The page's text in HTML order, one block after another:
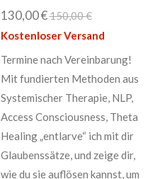
130,00 €150,00 €
Kostenloser Versand
Termine nach Vereinbarung!
Mit fundierten Methoden aus
Systemischer Therapie, NLP,
Access Consciousness, Theta
Healing „entlarve“ ich mit dir
Glaubenssätze, und zeige dir,
wie du sie auflösen kannst, um